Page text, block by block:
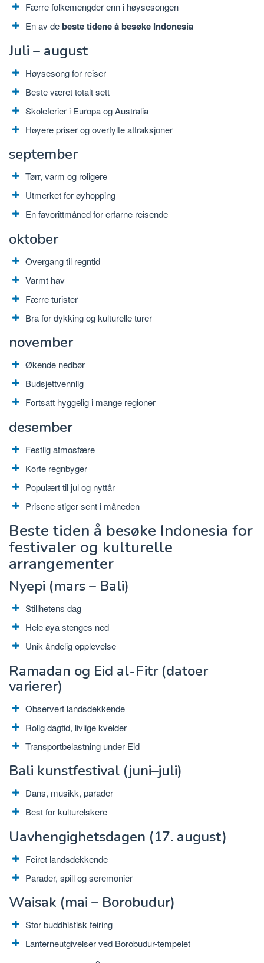
Færre folkemengder enn i høysesongen
En av debeste tidene å besøke Indonesia
Juli – august
Høysesong for reiser
Beste været totalt sett
Skoleferier i Europa og Australia
Høyere priser og overfylte attraksjoner
september
Tørr, varm og roligere
Utmerket for øyhopping
En favorittmåned for erfarne reisende
oktober
Overgang til regntid
Varmt hav
Færre turister
Bra for dykking og kulturelle turer
november
Økende nedbør
Budsjettvennlig
Fortsatt hyggelig i mange regioner
desember
Festlig atmosfære
Korte regnbyger
Populært til jul og nyttår
Prisene stiger sent i måneden
Beste tiden å besøke Indonesia for
festivaler og kulturelle
arrangementer
Nyepi (mars – Bali)
Stillhetens dag
Hele øya stenges ned
Unik åndelig opplevelse
Ramadan og Eid al-Fitr (datoer
varierer)
Observert landsdekkende
Rolig dagtid, livlige kvelder
Transportbelastning under Eid
Bali kunstfestival (juni–juli)
Dans, musikk, parader
Best for kulturelskere
Uavhengighetsdagen (17. august)
Feiret landsdekkende
Parader, spill og seremonier
Waisak (mai – Borobudur)
Stor buddhistisk feiring
Lanterneutgivelser ved Borobudur-tempelet